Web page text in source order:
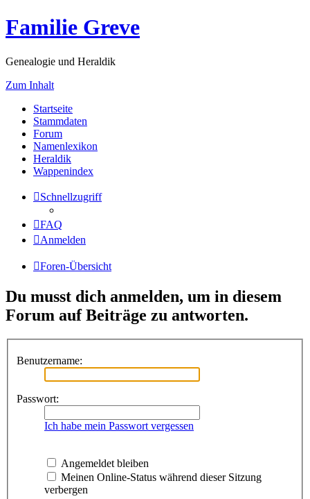
Familie Greve
Genealogie und Heraldik
Zum Inhalt
Startseite
Stammdaten
Forum
Namenlexikon
Heraldik
Wappenindex
Schnellzugriff
FAQ
Anmelden
Foren-Übersicht
Du musst dich anmelden, um in diesem
Forum auf Beiträge zu antworten.
Benutzername:
Passwort:
Ich habe mein Passwort vergessen
Angemeldet bleiben
Meinen Online-Status während dieser Sitzung
verbergen